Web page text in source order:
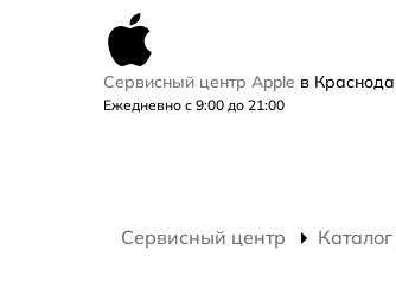
Сервисный центр Apple в
Ежедневно с 9:00 до 21:00
Сервисный центр